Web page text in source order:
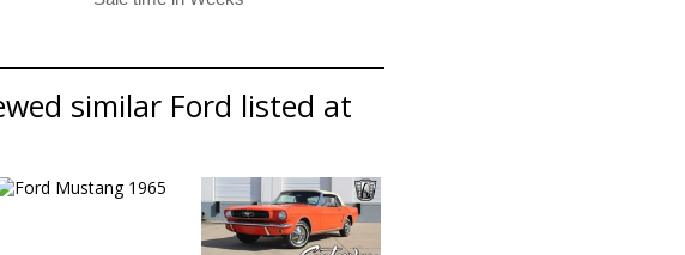
similar Ford listed at